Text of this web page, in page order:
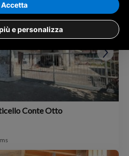
Conte Otto
e personalizza
Accetta